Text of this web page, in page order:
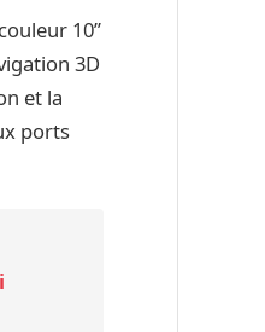
10’’
3D
et la
ports